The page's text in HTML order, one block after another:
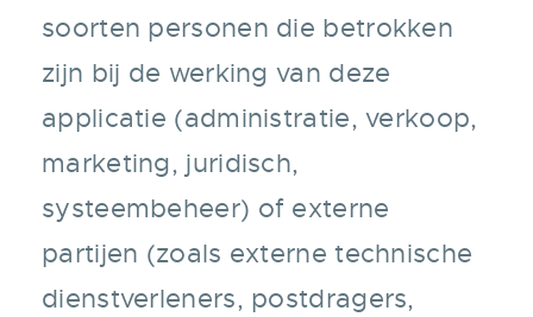
soorten personen die betrokken
zijn bij de werking van deze
applicatie (administratie, verkoop,
marketing, juridisch,
systeembeheer) of externe
partijen (zoals externe technische
dienstverleners, postdragers,